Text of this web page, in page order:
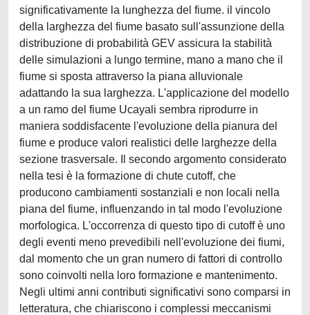
significativamente la lunghezza del fiume. il vincolo
della larghezza del fiume basato sull'assunzione della
distribuzione di probabilità GEV assicura la stabilità
delle simulazioni a lungo termine, mano a mano che il
fiume si sposta attraverso la piana alluvionale
adattando la sua larghezza. L'applicazione del modello
a un ramo del fiume Ucayali sembra riprodurre in
maniera soddisfacente l'evoluzione della pianura del
fiume e produce valori realistici delle larghezze della
sezione trasversale. Il secondo argomento considerato
nella tesi è la formazione di chute cutoff, che
producono cambiamenti sostanziali e non locali nella
piana del fiume, influenzando in tal modo l'evoluzione
morfologica. L'occorrenza di questo tipo di cutoff è uno
degli eventi meno prevedibili nell'evoluzione dei fiumi,
dal momento che un gran numero di fattori di controllo
sono coinvolti nella loro formazione e mantenimento.
Negli ultimi anni contributi significativi sono comparsi in
letteratura, che chiariscono i complessi meccanismi